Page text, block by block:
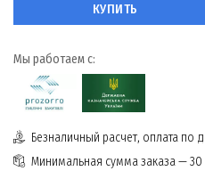
КУПИТЬ
Мы работаем с:
Безналичный расчет, оплата по
Минимальная сумма заказа — 30